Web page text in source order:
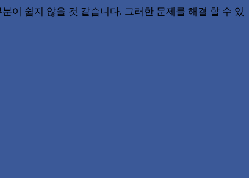
이 쉽지 않을 것 같습니다. 그러한 문제를 해결 할 수 있